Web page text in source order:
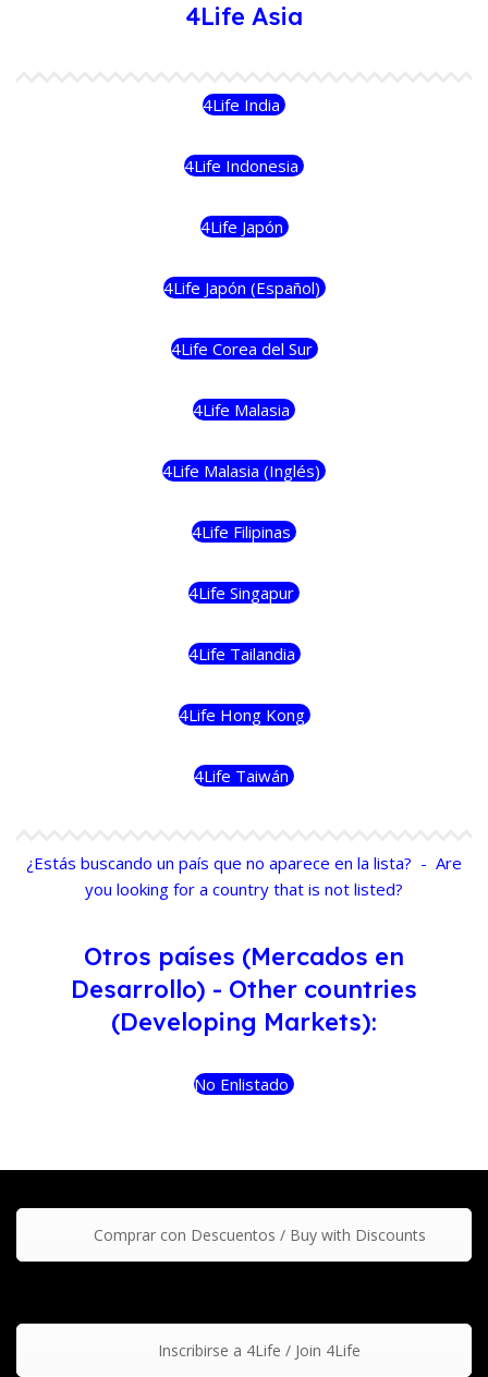
4Life Asia
4Life India
4Life Indonesia
4Life Japón
4Life Japón (Español)
4Life Corea del Sur
4Life Malasia
4Life Malasia (Inglés)
4Life Filipinas
4Life Singapur
4Life Tailandia
4Life Hong Kong
4Life Taiwán
¿Estás buscando un país que no aparece en la lista? - Are
you looking for a country that is not listed?
Otros países (Mercados en
Desarrollo) - Other countries
(Developing Markets):
No Enlistado
Comprar con Descuentos / Buy with Discounts
Inscribirse a 4Life / Join 4Life